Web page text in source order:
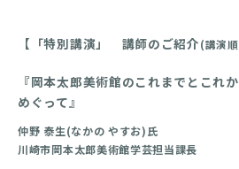
【「特別講演」 講師のご紹介(講演
『岡本太郎美術館のこれまでとこれ
めぐって』
仲野 泰生(なかの やすお)氏
川崎市岡本太郎美術館学芸担当課長